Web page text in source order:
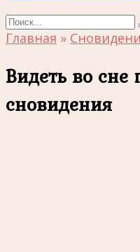
Search
for:
Главная »
Видеть во сне
сновидения